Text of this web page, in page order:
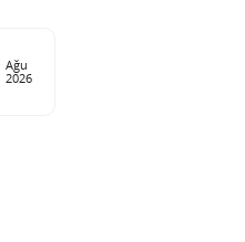
Ağu
2026